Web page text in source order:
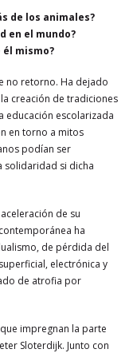
de los animales?
en el mundo?
él mismo?
no retorno. Ha dejado
creación de tradiciones
educación escolarizada
en torno a mitos
podían ser
solidaridad si dicha
de su
ha
de pérdida del
electrónica y
de atrofia por
impregnan la parte
Sloterdijk. Junto con